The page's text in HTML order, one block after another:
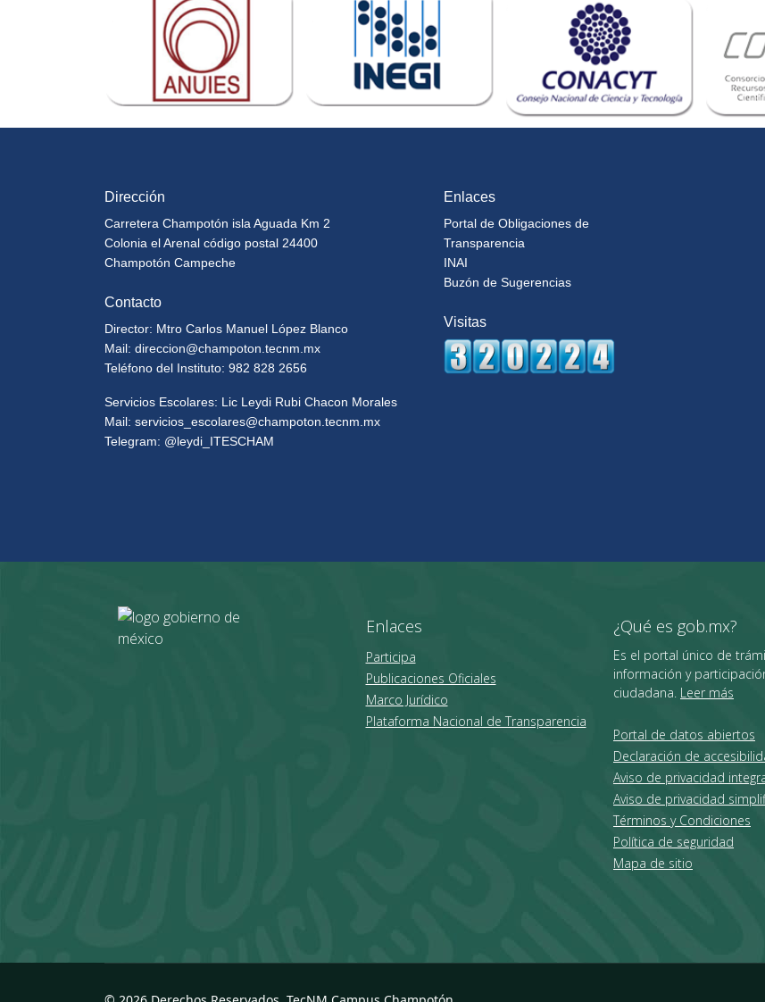
Dirección
Carretera Champotón isla Aguada Km 2
Colonia el Arenal código postal 24400
Champotón Campeche
Contacto
Director: Mtro Carlos Manuel López Blanco
Mail: direccion@champoton.tecnm.mx
Teléfono del Instituto: 982 828 2656
Servicios Escolares: Lic Leydi Rubi Chacon Morales
Mail: servicios_escolares@champoton.tecnm.mx
Telegram: @leydi_ITESCHAM
Enlaces
Portal de Obligaciones de
Transparencia
INAI
Buzón de Sugerencias
Visitas
Enlaces
Participa
Publicaciones Oficiales
Marco Jurídico
Plataforma Nacional de Transparencia
¿Qué es gob.mx?
Es el portal único de
información y
ciudadana. Leer más
Portal de datos abiertos
Declaración de
Aviso de privacidad
Aviso de privacidad
Términos y Condiciones
Política de seguridad
Mapa de sitio